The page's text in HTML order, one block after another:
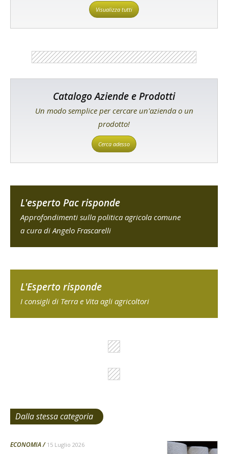
Visualizza tutti
Catalogo Aziende e Prodotti
Un modo semplice per cercare un'azienda o un
prodotto!
Cerca adesso
L'esperto Pac risponde
Approfondimenti sulla politica agricola comune
a cura di Angelo Frascarelli
L'Esperto risponde
I consigli di Terra e Vita agli agricoltori
Dalla stessa categoria
ECONOMIA 15 Luglio 2026